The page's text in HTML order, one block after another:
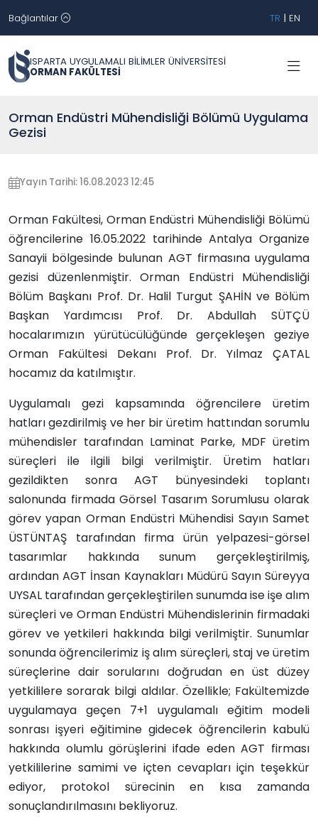
Bağlantılar TR | EN
ISPARTA UYGULAMALI BİLİMLER ÜNİVERSİTESİ
ORMAN FAKÜLTESİ
Orman Endüstri Mühendisliği Bölümü Uygulama
Gezisi
Yayın Tarihi: 16.08.2023 12:45
Orman Fakültesi, Orman Endüstri Mühendisliği Bölümü
öğrencilerine 16.05.2022 tarihinde Antalya Organize
Sanayii bölgesinde bulunan AGT firmasına uygulama
gezisi düzenlenmiştir. Orman Endüstri Mühendisliği
Bölüm Başkanı Prof. Dr. Halil Turgut ŞAHİN ve Bölüm
Başkan Yardımcısı Prof. Dr. Abdullah SÜTÇÜ
hocalarımızın yürütücülüğünde gerçekleşen geziye
Orman Fakültesi Dekanı Prof. Dr. Yılmaz ÇATAL
hocamız da katılmıştır.
Uygulamalı gezi kapsamında öğrencilere üretim
hatları gezdirilmiş ve her bir üretim hattından sorumlu
mühendisler tarafından Laminat Parke, MDF üretim
süreçleri ile ilgili bilgi verilmiştir. Üretim hatları
gezildikten sonra AGT bünyesindeki toplantı
salonunda firmada Görsel Tasarım Sorumlusu olarak
görev yapan Orman Endüstri Mühendisi Sayın Samet
ÜSTÜNTAŞ tarafından firma ürün yelpazesi-görsel
tasarımlar hakkında sunum gerçekleştirilmiş,
ardından AGT İnsan Kaynakları Müdürü Sayın Süreyya
UYSAL tarafından gerçekleştirilen sunumda ise işe alım
süreçleri ve Orman Endüstri Mühendislerinin firmadaki
görev ve yetkileri hakkında bilgi verilmiştir. Sunumlar
sonunda öğrencilerimiz iş alım süreçleri, staj ve üretim
süreçlerine dair sorularını doğrudan en üst düzey
yetkililere sorarak bilgi aldılar. Özellikle; Fakültemizde
uygulamaya geçen 7+1 uygulamalı eğitim modeli
sonrası işyeri eğitimine gidecek öğrencilerin kabulü
hakkında olumlu görüşlerini ifade eden AGT firması
yetkililerine samimi ve içten cevapları için teşekkür
ediyor, protokol sürecinin en kısa zamanda
sonuçlandırılmasını bekliyoruz.